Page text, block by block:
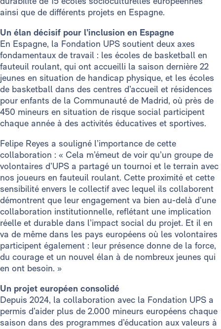
ainsi que de différents projets en Espagne.
Un élan décisif pour l’inclusion en Espagne
En Espagne, la Fondation UPS soutient deux axes
fondamentaux de travail : les écoles de basketball en
fauteuil roulant, qui ont accueilli la saison dernière 22
jeunes en situation de handicap physique, et les écoles
de basketball dans des centres d’accueil et résidences
pour enfants de la Communauté de Madrid, où près de
450 mineurs en situation de risque social participent
chaque année à des activités éducatives et sportives.
Felipe Reyes a souligné l’importance de cette
collaboration : « Cela m’émeut de voir qu’un groupe de
volontaires d’UPS a partagé un tournoi et le terrain avec
nos joueurs en fauteuil roulant. Cette proximité et cette
sensibilité envers le collectif avec lequel ils collaborent
démontrent que leur engagement va bien au-delà d’une
collaboration institutionnelle, reflétant une implication
réelle et durable dans l’impact social du projet. Et il en
va de même dans les pays européens où les volontaires
participent également : leur présence donne de la force,
du courage et un nouvel élan à de nombreux jeunes qui
en ont besoin. »
Un projet européen consolidé
Depuis 2024, la collaboration avec la Fondation UPS a
permis d’aider plus de 2.000 mineurs européens chaque
saison dans des programmes d’éducation aux valeurs à